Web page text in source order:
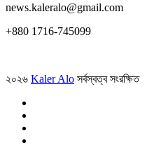
news.kaleralo@gmail.com
+880 1716-745099
২০২৬ Kaler Alo সর্বস্বত্ব সংরক্ষিত